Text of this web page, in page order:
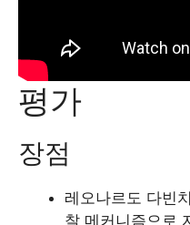
평가
장점
레오나르도 다빈
찰 메커니즘으로